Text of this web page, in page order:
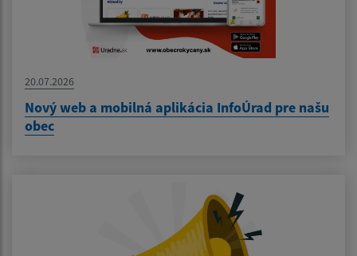
20.07.2026
Nový web a mobilná aplikácia InfoÚrad pre našu
obec